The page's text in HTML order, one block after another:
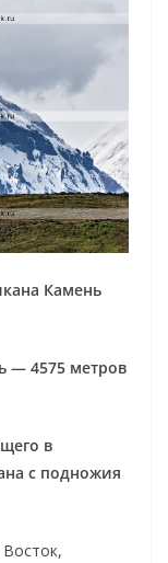
Камень
— 4575 метров
в
с подножия